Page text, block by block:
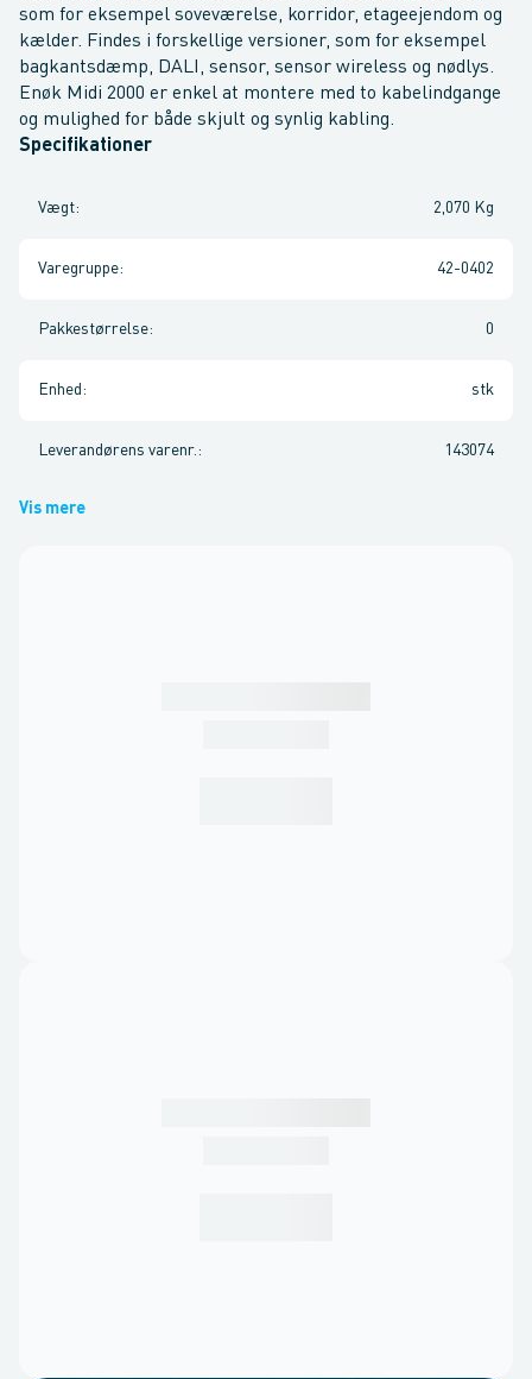
som for eksempel soveværelse, korridor, etageejendom og
kælder. Findes i forskellige versioner, som for eksempel
bagkantsdæmp, DALI, sensor, sensor wireless og nødlys.
Enøk Midi 2000 er enkel at montere med to kabelindgange
og mulighed for både skjult og synlig kabling.
Specifikationer
Vægt: 2,070 Kg
Varegruppe: 42-0402
Pakkestørrelse: 0
Enhed : stk
Leverandørens varenr. : 143074
Vis mere